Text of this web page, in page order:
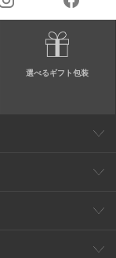
選べるギフト包装